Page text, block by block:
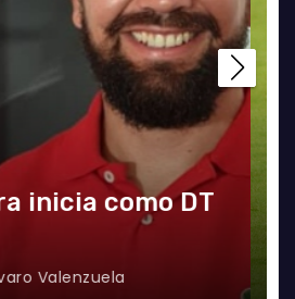
de Eugenio
Radio AzulChile